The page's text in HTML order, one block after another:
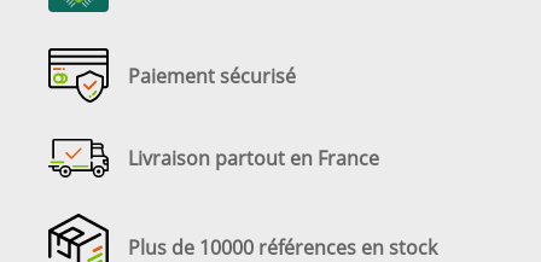
Paiement sécurisé
Livraison partout en France
Plus de 10000 références en stock